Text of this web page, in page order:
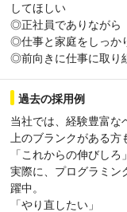
してほしい
◎正社員でありながら
◎仕事と家庭をしっか
◎前向きに仕事に取り
過去の採用例
当社では、経験豊富な
上のブランクがある方
「これからの伸びしろ
実際に、プログラミン
躍中。
「やり直したい」